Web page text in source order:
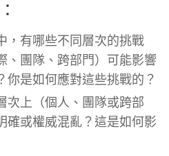
，有哪些不同層次的挑戰
、團隊、跨部門）可能影響
你是如何應對這些挑戰的？
次上（個人、團隊或跨部
確或權威混亂？這是如何影